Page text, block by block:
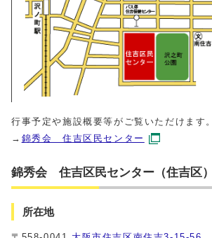
行事予定や施設概要等がご覧いただけます。
→ 錦秀会 住吉区民センター
錦秀会 住吉区民センター（住吉区）
所在地